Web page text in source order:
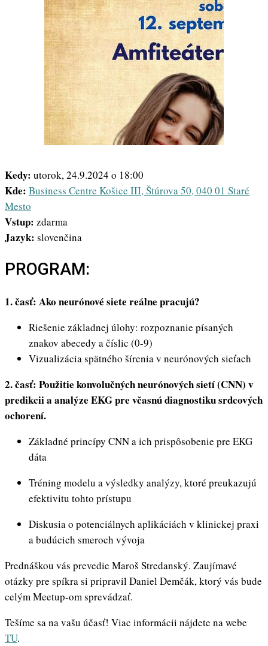
Kedy: utorok, 24.9.2024 o 18:00
Kde: Business Centre Košice III, Štúrova 50, 040 01 Staré
Mesto
Vstup: zdarma
Jazyk: slovenčina
PROGRAM:
1. časť: Ako neurónové siete reálne pracujú?
Riešenie základnej úlohy: rozpoznanie písaných
znakov abecedy a číslic (0-9)
Vizualizácia spätného šírenia v neurónových sieťach
2. časť: Použitie konvolučných neurónových sietí (CNN) v
predikcii a analýze EKG pre včasnú diagnostiku srdcových
ochorení.
Základné princípy CNN a ich prispôsobenie pre EKG
dáta
Tréning modelu a výsledky analýzy, ktoré preukazujú
efektivitu tohto prístupu
Diskusia o potenciálnych aplikáciách v klinickej praxi
a budúcich smeroch vývoja
Prednáškou vás prevedie Maroš Stredanský. Zaujímavé
otázky pre spíkra si pripravil Daniel Demčák, ktorý vás bude
celým Meetup-om sprevádzať.
Tešíme sa na vašu účasť! Viac informácii nájdete na webe
TU.